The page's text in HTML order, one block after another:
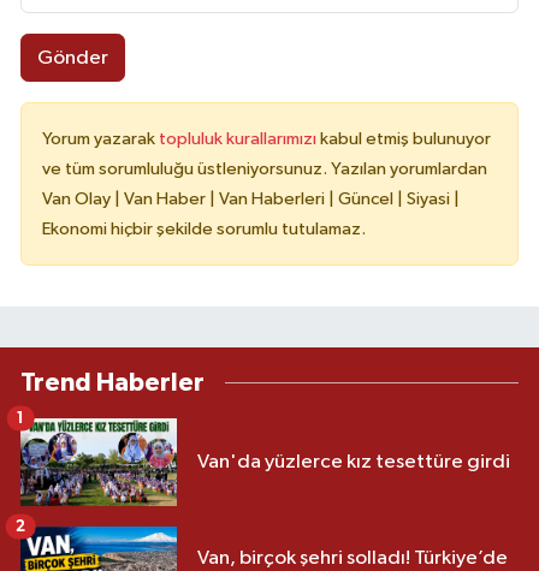
Gönder
Yorum yazarak topluluk kurallarımızı kabul etmiş bulunuyor
ve tüm sorumluluğu üstleniyorsunuz. Yazılan yorumlardan
Van Olay | Van Haber | Van Haberleri | Güncel | Siyasi |
Ekonomi hiçbir şekilde sorumlu tutulamaz.
Trend Haberler
Van'da yüzlerce kız tesettüre girdi
1
Van, birçok şehri solladı! Türkiye’de
2